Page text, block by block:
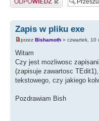
Zapis w pliku exe
przez Bishamoth » czwartek, 10
Witam
Czy jest mozliwosc
(zapisuje zawartosc
tekstowego, czy jakiego
Pozdrawiam Bish